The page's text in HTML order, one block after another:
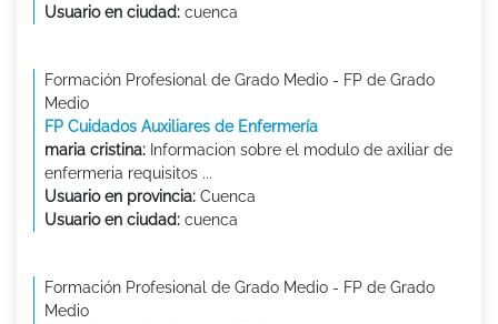
Usuario en ciudad: cuenca
Formación Profesional de Grado Medio - FP de Grado
Medio
FP Cuidados Auxiliares de Enfermería
maria cristina: Informacion sobre el modulo de axiliar de
enfermeria requisitos ...
Usuario en provincia: Cuenca
Usuario en ciudad: cuenca
Formación Profesional de Grado Medio - FP de Grado
Medio